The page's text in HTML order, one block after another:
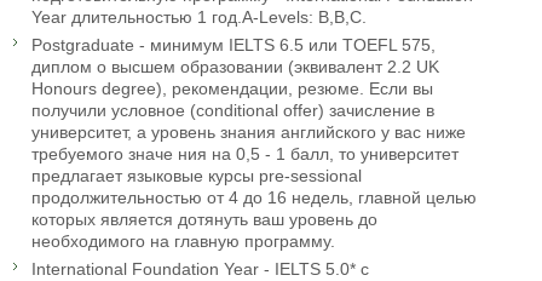
Year длительностью 1 год.A-Levels: B,B,C.
Postgraduate - минимум IELTS 6.5 или TOEFL 575,
диплом о высшем образовании (эквивалент 2.2 UK
Honours degree), рекомендации, резюме. Если вы
получили условное (conditional offer) зачисление в
университет, а уровень знания английского у вас ниже
требуемого значе ния на 0,5 - 1 балл, то университет
предлагает языковые курсы pre-sessional
продолжительностью от 4 до 16 недель, главной целью
которых является дотянуть ваш уровень до
необходимого на главную программу.
International Foundation Year - IELTS 5.0* с